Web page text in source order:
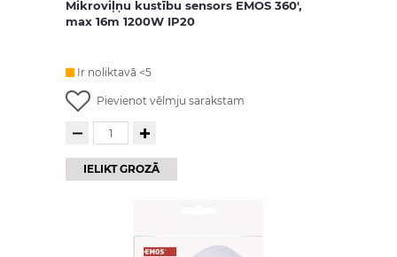
Mikroviļņu kustību sensors EMOS 360',
max 16m 1200W IP20
Ir noliktavā <5
Pievienot vēlmju sarakstam
IELIKT GROZĀ